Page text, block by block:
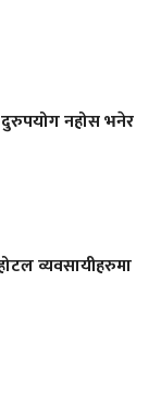
दुरुपयोग नहोस भनेर
व्यवसायीहरुमा